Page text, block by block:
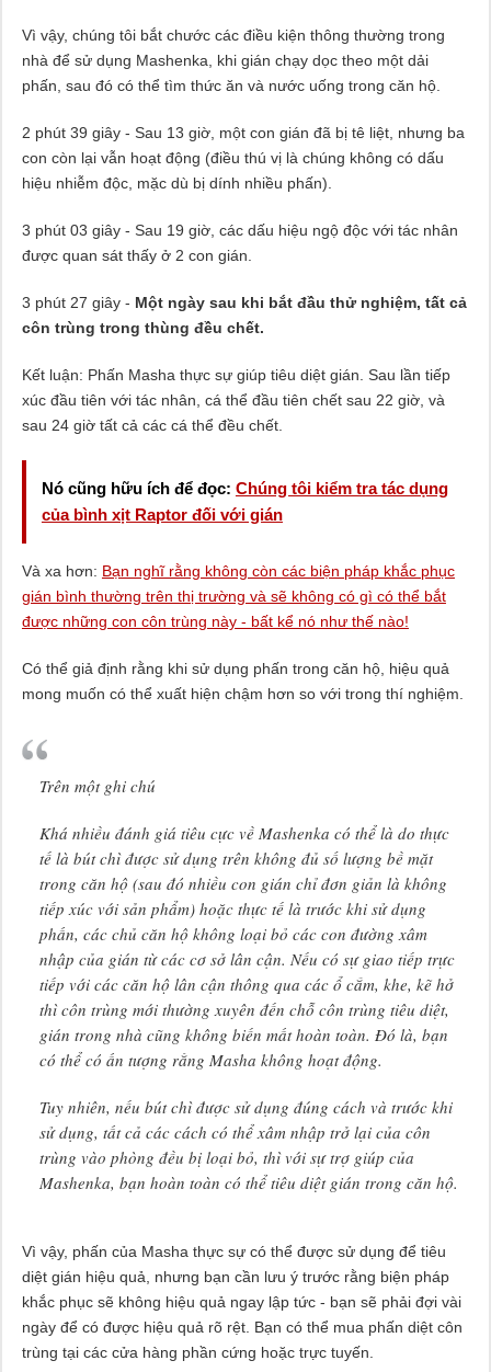
Vì vậy, chúng tôi bắt chước các điều kiện thông thường trong
nhà để sử dụng Mashenka, khi gián chạy dọc theo một dải
phấn, sau đó có thể tìm thức ăn và nước uống trong căn hộ.
2 phút 39 giây - Sau 13 giờ, một con gián đã bị tê liệt, nhưng ba
con còn lại vẫn hoạt động (điều thú vị là chúng không có dấu
hiệu nhiễm độc, mặc dù bị dính nhiều phấn).
3 phút 03 giây - Sau 19 giờ, các dấu hiệu ngộ độc với tác nhân
được quan sát thấy ở 2 con gián.
3 phút 27 giây - Một ngày sau khi bắt đầu thử nghiệm, tất cả
côn trùng trong thùng đều chết.
Kết luận: Phấn Masha thực sự giúp tiêu diệt gián. Sau lần tiếp
xúc đầu tiên với tác nhân, cá thể đầu tiên chết sau 22 giờ, và
sau 24 giờ tất cả các cá thể đều chết.
Nó cũng hữu ích để đọc: Chúng tôi kiểm tra tác dụng
của bình xịt Raptor đối với gián
Và xa hơn: Bạn nghĩ rằng không còn các biện pháp khắc phục
gián bình thường trên thị trường và sẽ không có gì có thể bắt
được những con côn trùng này - bất kể nó như thế nào!
Có thể giả định rằng khi sử dụng phấn trong căn hộ, hiệu quả
mong muốn có thể xuất hiện chậm hơn so với trong thí nghiệm.
Trên một ghi chú
Khá nhiều đánh giá tiêu cực về Mashenka có thể là do thực
tế là bút chì được sử dụng trên không đủ số lượng bề mặt
trong căn hộ (sau đó nhiều con gián chỉ đơn giản là không
tiếp xúc với sản phẩm) hoặc thực tế là trước khi sử dụng
phấn, các chủ căn hộ không loại bỏ các con đường xâm
nhập của gián từ các cơ sở lân cận. Nếu có sự giao tiếp trực
tiếp với các căn hộ lân cận thông qua các ổ cắm, khe, kẽ hở
thì côn trùng mới thường xuyên đến chỗ côn trùng tiêu diệt,
gián trong nhà cũng không biến mất hoàn toàn. Đó là, bạn
có thể có ấn tượng rằng Masha không hoạt động.
Tuy nhiên, nếu bút chì được sử dụng đúng cách và trước khi
sử dụng, tất cả các cách có thể xâm nhập trở lại của côn
trùng vào phòng đều bị loại bỏ, thì với sự trợ giúp của
Mashenka, bạn hoàn toàn có thể tiêu diệt gián trong căn hộ.
Vì vậy, phấn của Masha thực sự có thể được sử dụng để tiêu
diệt gián hiệu quả, nhưng bạn cần lưu ý trước rằng biện pháp
khắc phục sẽ không hiệu quả ngay lập tức - bạn sẽ phải đợi vài
ngày để có được hiệu quả rõ rệt. Bạn có thể mua phấn diệt côn
trùng tại các cửa hàng phần cứng hoặc trực tuyến.